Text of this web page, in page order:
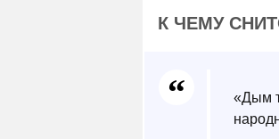
К ЧЕМУ
«Дым